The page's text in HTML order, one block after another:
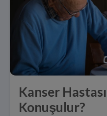
Kanser
Konuşulur?